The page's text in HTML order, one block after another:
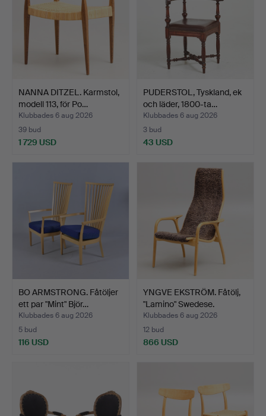
NANNA DITZEL. Karmstol,
modell 113, för Po…
Klubbades 6 aug 2026
39 bud
1 729 USD
PUDERSTOL, Tyskland, ek
och läder, 1800-ta…
Klubbades 6 aug 2026
3 bud
43 USD
BO ARMSTRONG. Fåtöljer
ett par "Mint" Björ…
Klubbades 6 aug 2026
5 bud
116 USD
YNGVE EKSTRÖM. Fåtölj,
"Lamino" Swedese.
Klubbades 6 aug 2026
12 bud
866 USD